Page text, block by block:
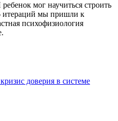
мог научиться строить
итераций мы пришли к
психофизиология
доверия в системе